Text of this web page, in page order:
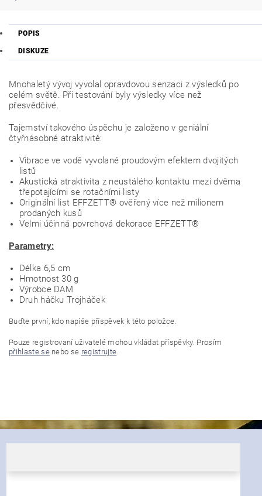
POPIS
DISKUZE
Mnohaletý vývoj vyvolal opravdovou senzaci z výsledků po
celém světě. Při testování byly výsledky více než
přesvědčivé.
Tajemství takového úspěchu je založeno v geniální
čtyřnásobné atraktivitě:
Vibrace ve vodě vyvolané proudovým efektem dvojitých
listů
Akustická atraktivita z neustálého kontaktu mezi dvěma
třepotajícími se rotačními listy
Originální list EFFZETT® ověřený více než milionem
prodaných kusů
Velmi účinná povrchová dekorace EFFZETT®
Parametry:
Délka 6,5 cm
Hmotnost 30 g
Výrobce DAM
Druh háčku Trojháček
Buďte první, kdo napíše příspěvek k této položce.
Pouze registrovaní uživatelé mohou vkládat příspěvky. Prosím
přihlaste senebo se registrujte.